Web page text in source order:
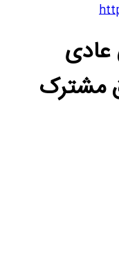
عادی
مشترک